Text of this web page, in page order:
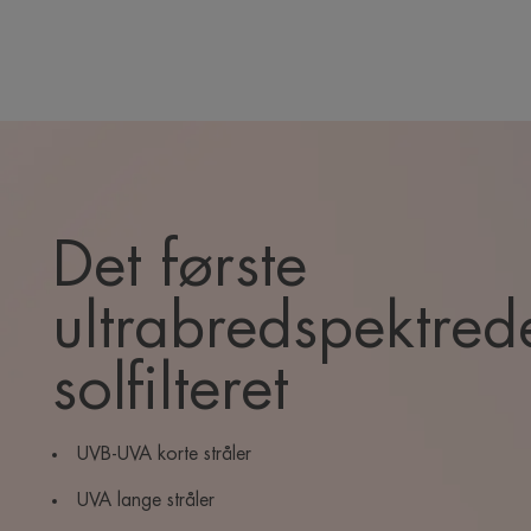
Det første
solfilteret
UVB-UVA korte stråler
UVA lange stråler